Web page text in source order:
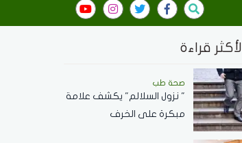
الأكثر قراءة
صحة طب
" نزول السلالم" يكشف علامة
مبكرة على الخرف